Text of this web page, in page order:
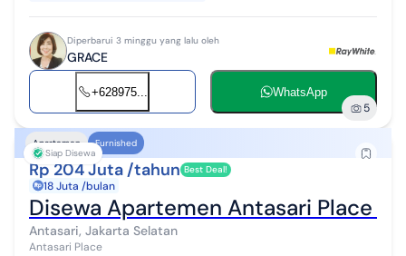
Diperbarui 3 minggu yang lalu oleh
GRACE
+628975... WhatsApp
5
Siap Disewa
Apartemen Furnished
Rp 204 Juta /tahun Best Deal!
18 Juta /bulan
Disewa Apartemen Antasari Place -
Antasari, Jakarta Selatan
Antasari Place